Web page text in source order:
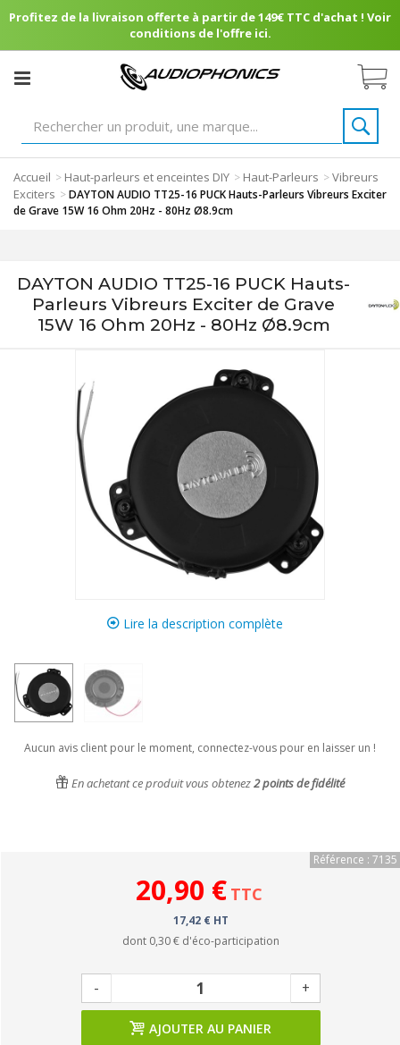
Profitez de la livraison offerte à partir de 149€ TTC d'achat ! Voir
conditions de l'offre ici.
Accueil > Haut-parleurs et enceintes DIY > Haut-Parleurs >Vibreurs
Exciters >DAYTON AUDIO TT25-16 PUCK Hauts-Parleurs Vibreurs Exciter
de Grave 15W 16 Ohm 20Hz - 80Hz Ø8.9cm
DAYTON AUDIO TT25-16 PUCK Hauts-
Parleurs Vibreurs Exciter de Grave
15W 16 Ohm 20Hz - 80Hz Ø8.9cm
Lire la description complète
Aucun avis client pour le moment, connectez-vous pour en laisser un !
En achetant ce produit vous obtenez2points de fidélité
Référence : 7135
20,90 € TTC
17,42 € HT
dont 0,30 € d'éco-participation
- +
AJOUTER AU PANIER